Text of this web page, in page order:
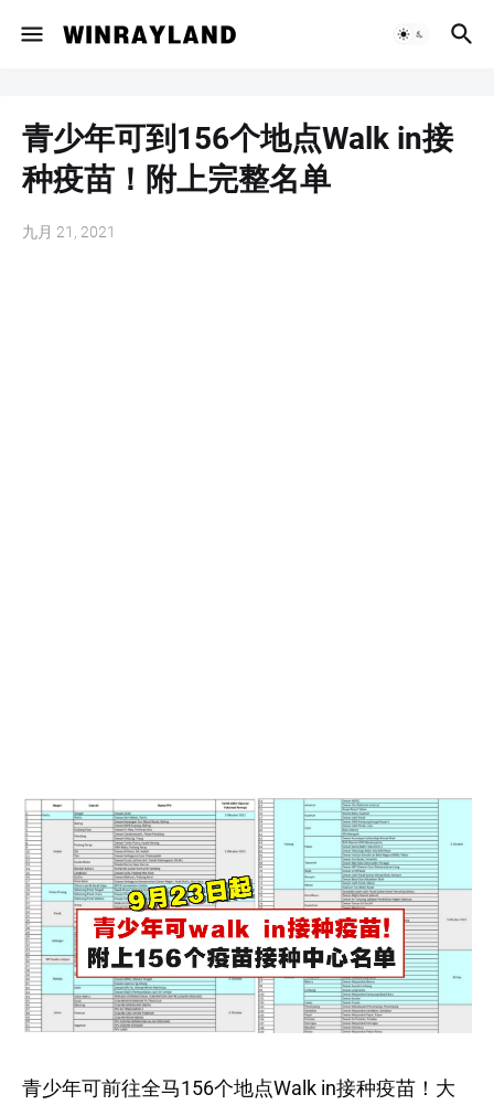
青少年可到156个地点Walk in接
种疫苗！附上完整名单
九月 21, 2021
青少年可前往全马156个地点Walk in接种疫苗！大